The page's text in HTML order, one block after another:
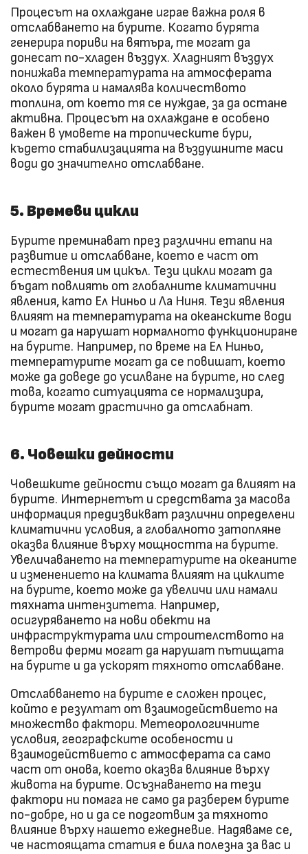
Процесът на охлаждане играе важна роля в
отслабването на бурите. Когато бурята
генерира пориви на вятъра, те могат да
донесат по-хладен въздух. Хладният въздух
понижава температурата на атмосферата
около бурята и намалява количеството
топлина, от което тя се нуждае, за да остане
активна. Процесът на охлаждане е особено
важен в умовете на тропическите бури,
където стабилизацията на въздушните маси
води до значително отслабване.
5. Времеви цикли
Бурите преминават през различни етапи на
развитие и отслабване, което е част от
естествения им цикъл. Тези цикли могат да
бъдат повлиять от глобалните климатични
явления, като Ел Ниньо и Ла Ниня. Тези явления
влияят на температурата на океанските води
и могат да нарушат нормалното функциониране
на бурите. Например, по време на Ел Ниньо,
температурите могат да се повишат, което
може да доведе до усилване на бурите, но след
това, когато ситуацията се нормализира,
бурите могат драстично да отслабнат.
6. Човешки дейности
Човешките дейности също могат да влияят на
бурите. Интернетът и средствата за масова
информация предизвикват различни определени
климатични условия, а глобалното затопляне
оказва влияние върху мощността на бурите.
Увеличаването на температурите на океаните
и изменението на климата влияят на циклите
на бурите, което може да увеличи или намали
тяхната интензитета. Например,
осигуряването на нови обекти на
инфраструктурата или строителството на
ветрови ферми могат да нарушат пътищата
на бурите и да ускорят тяхното отслабване.
Отслабването на бурите е сложен процес,
който е резултат от взаимодействието на
множество фактори. Метеорологичните
условия, географските особености и
взаимодействието с атмосферата са само
част от онова, което оказва влияние върху
живота на бурите. Осъзнаването на тези
фактори ни помага не само да разберем бурите
по-добре, но и да се подготвим за тяхното
влияние върху нашето ежедневие. Надяваме се,
че настоящата статия е била полезна за вас и